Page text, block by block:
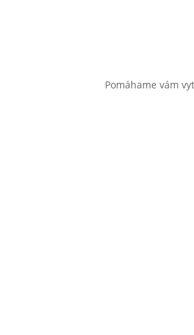
Pomáhame vám